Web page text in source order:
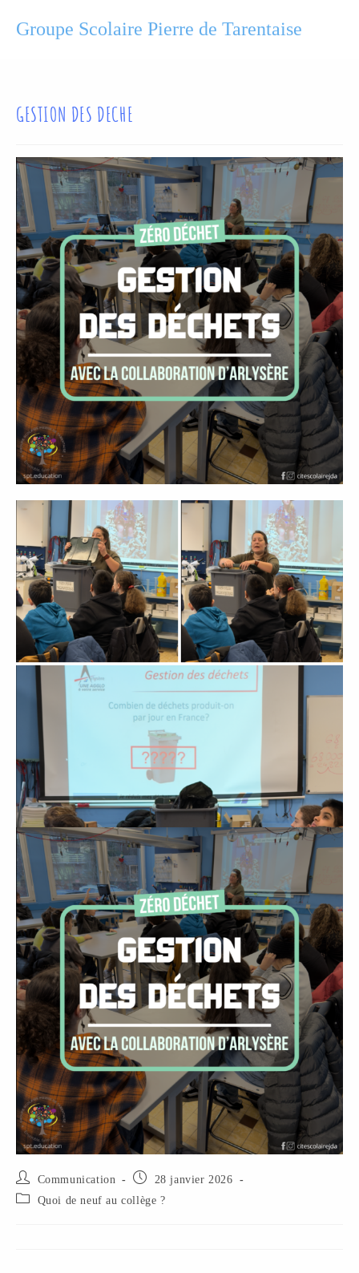
Groupe Scolaire Pierre de Tarentaise
GESTION DES DECHE
Communication
28 janvier 2026
Quoi de neuf au collège ?